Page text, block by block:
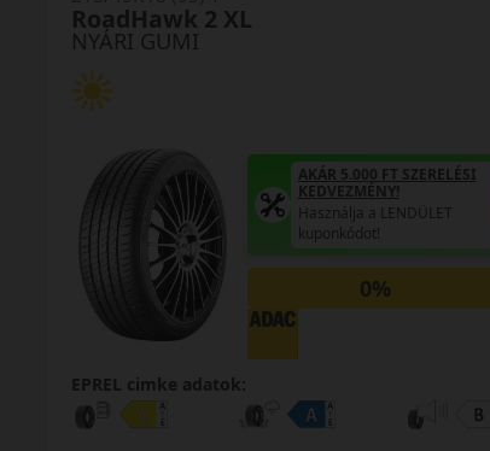
NYÁRI GUMI
RoadHawk 2 XL
AKÁR 5.000 FT SZERELÉSI
KEDVEZMÉNY!
Használja a LENDÜLET
kuponkódot!
0%
EPREL cimke adatok: